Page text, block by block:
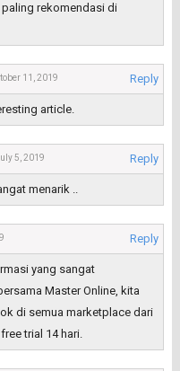
rekomendasi di
11, 2019 Reply
article.
5, 2019 Reply
menarik ..
Reply
yang sangat
Master Online, kita
di semua marketplace dari
trial 14 hari.